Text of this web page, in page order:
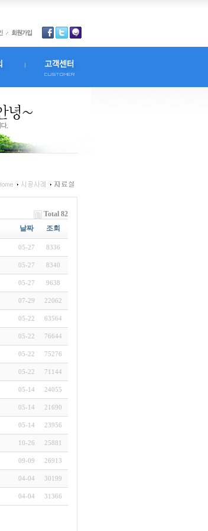
Total 82
날짜 조회
05-27 8336
05-27 8340
05-27 9638
07-29 22062
05-22 63564
05-22 76644
05-22 75276
05-22 71144
05-14 24055
05-14 21690
05-14 23956
10-26 25881
09-09 26913
04-04 30199
04-04 31366